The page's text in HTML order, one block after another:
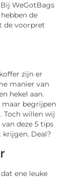
WeGotBags
de
de voorpret
zijn er
manier van
hekel aan.
begrijpen
Toch willen wij
deze 5 tips
Deal?
ene leuke